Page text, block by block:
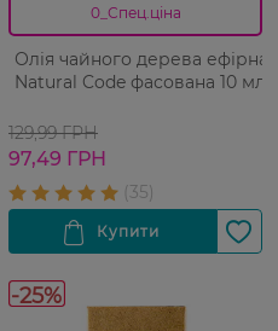
0_Спец.ціна
Олія чайного дерева ефірна
Natural Code фасована 10 мл
129,99 ГРН
97,49 ГРН
-25%